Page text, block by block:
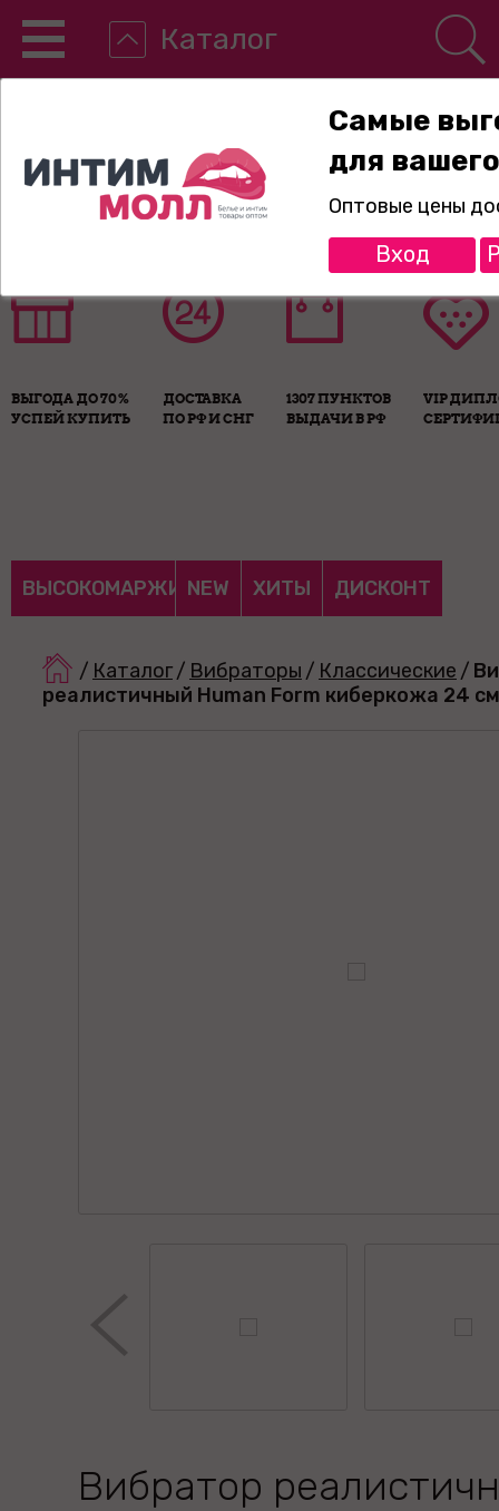
Каталог
8-800-775-89-65
ВЫГОДА ДО 70%
УСПЕЙ КУПИТЬ
ДОСТАВКА
ПО РФ И СНГ
1307 ПУНКТОВ
ВЫДАЧИ В РФ
VIP
ВЫСОКОМАРЖИНАЛЬНЫЕ
NEW ХИТЫ ДИСКОНТ
/ Каталог/ Вибраторы / Классические /
реалистичный Human Form киберкожа 24 см
Вибратор
Самые
для
Оптовые цены
Вход